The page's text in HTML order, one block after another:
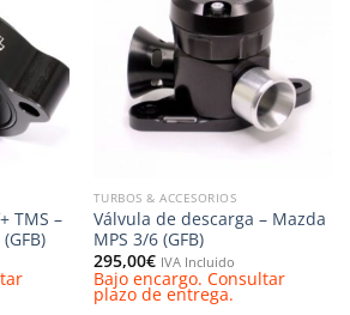
lista de
deseos
TMS –
TURBOS & ACCESORIOS
Válvula de descarga – Mazda
MPS 3/6 (GFB)
295,00€ IVA Incluido
Bajo encargo. Consultar
plazo de entrega.